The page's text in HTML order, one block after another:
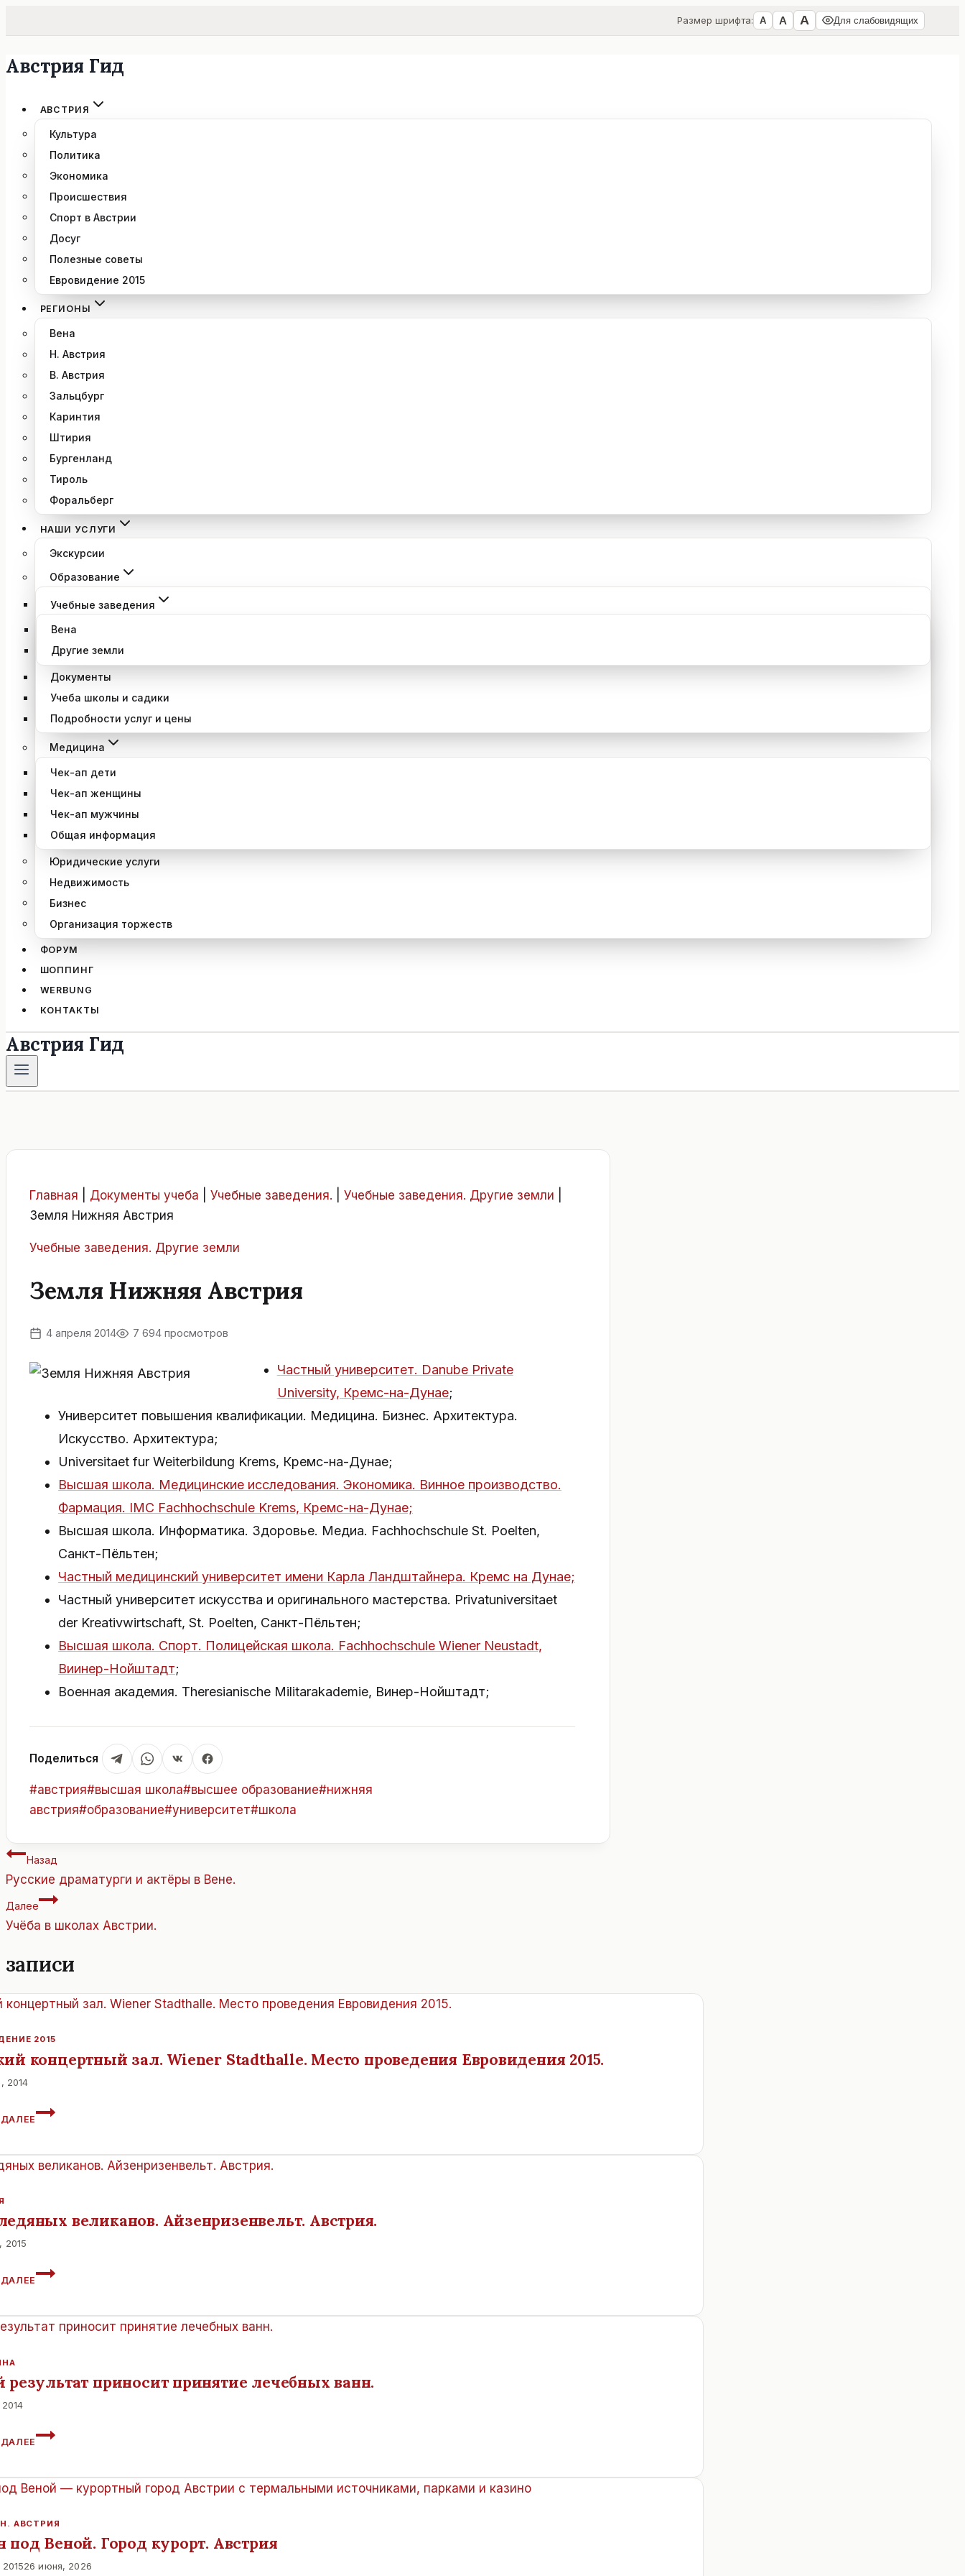
Размер шрифта: А А А Для слабовидящих
Перейти
содержимому
Австрия Гид
АВСТРИЯ
Культура
Политика
Экономика
Происшествия
Спорт в Австрии
Досуг
Полезные советы
Евровидение 2015
РЕГИОНЫ
Вена
Н. Австрия
В. Австрия
Зальцбург
Каринтия
Штирия
Бургенланд
Тироль
Форальберг
НАШИ УСЛУГИ
Экскурсии
Образование
Учебные заведения
Вена
Другие земли
Документы
Учеба школы и садики
Подробности услуг и цены
Медицина
Чек-ап дети
Чек-ап женщины
Чек-ап мужчины
Общая информация
Юридические услуги
Недвижимость
Бизнес
Организация торжеств
ФОРУМ
ШОППИНГ
WERBUNG
КОНТАКТЫ
Австрия Гид
Главная Документы учеба Учебные заведения. Учебные заведения. Другие земли
Земля Нижняя Австрия
Учебные заведения. Другие земли
Земля Нижняя Австрия
4 апреля 2014 7 694 просмотров
Частный университет. Danube Private
University, Кремс-на-Дунае;
Университет повышения квалификации. Медицина. Бизнес. Архитектура.
Искусство. Архитектура;
Universitaet fur Weiterbildung Krems, Кремс-на-Дунае;
Высшая школа. Медицинские исследования. Экономика. Винное производство.
Фармация. IMC Fachhochschule Krems, Кремс-на-Дунае;
Высшая школа. Информатика. Здоровье. Медиа. Fachhochschule St. Poelten,
Санкт-Пёльтен;
Частный медицинский университет имени Карла Ландштайнера. Кремс на Дунае;
Частный университет искусства и оригинального мастерства. Privatuniversitaet
der Kreativwirtschaft, St. Poelten, Санкт-Пёльтен;
Высшая школа. Спорт. Полицейская школа. Fachhochschule Wiener Neustadt,
Виинер-Нойштадт;
Военная академия. Theresianische Militarakademie, Винер-Нойштадт;
Поделиться
Метки
записи:
#австрия#высшая школа#высшее образование#нижняя
австрия#образование#университет#школа
Навигация
по
записям
Назад
Русские драматурги и актёры в Вене.
Далее
Учёба в школах Австрии.
2015
концертный зал. Wiener Stadthalle. Место проведения Евровидения 2015.
2014
ВЕНСКИЙ
WIENER
STADTHALLE.
2015.великанов. Айзенризенвельт. Австрия.
2015
МИР
АЙЗЕНРИЗЕНВЕЛЬТ.
АВСТРИЯ.
результат приносит принятие лечебных ванн.
КАКОЙ
ПРИНЯТИЕ
ЛЕЧЕБНЫХ
АВСТРИЯ
под Веной. Город курорт. Австрия
26 июня, 2026